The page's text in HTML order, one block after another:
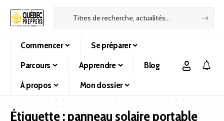
Commencer
Se préparer
Parcours
Apprendre
Blog
À propos
Mon dossier
Étiquette :panneau solaire portable